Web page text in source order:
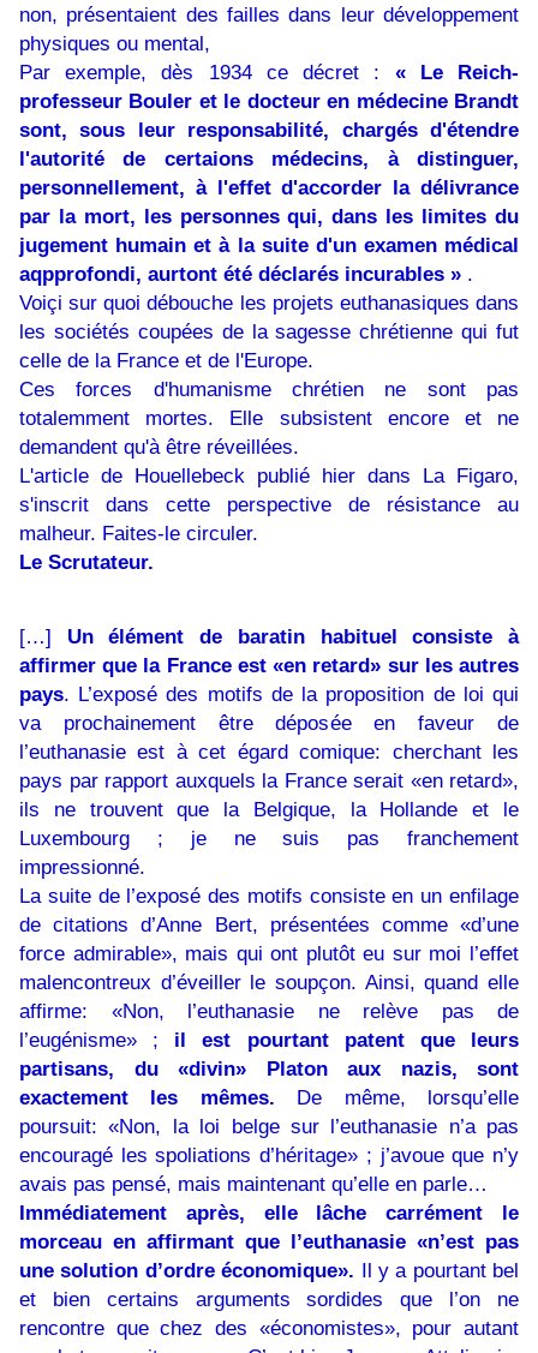
non, présentaient des failles dans leur développement
physiques ou mental,
Par exemple, dès 1934 ce décret : « Le Reich-
professeur Bouler et le docteur en médecine Brandt
sont, sous leur responsabilité, chargés d'étendre
l'autorité de certaions médecins, à distinguer,
personnellement, à l'effet d'accorder la délivrance
par la mort, les personnes qui, dans les limites du
jugement humain et à la suite d'un examen médical
aqpprofondi, aurtont été déclarés incurables » .
Voiçi sur quoi débouche les projets euthanasiques dans
les sociétés coupées de la sagesse chrétienne qui fut
celle de la France et de l'Europe.
Ces forces d'humanisme chrétien ne sont pas
totalemment mortes. Elle subsistent encore et ne
demandent qu'à être réveillées.
L'article de Houellebeck publié hier dans La Figaro,
s'inscrit dans cette perspective de résistance au
malheur. Faites-le circuler.
Le Scrutateur.
[…] Un élément de baratin habituel consiste à
affirmer que la France est «en retard» sur les autres
pays. L’exposé des motifs de la proposition de loi qui
va prochainement être déposée en faveur de
l’euthanasie est à cet égard comique: cherchant les
pays par rapport auxquels la France serait «en retard»,
ils ne trouvent que la Belgique, la Hollande et le
Luxembourg ; je ne suis pas franchement
impressionné.
La suite de l’exposé des motifs consiste en un enfilage
de citations d’Anne Bert, présentées comme «d’une
force admirable», mais qui ont plutôt eu sur moi l’effet
malencontreux d’éveiller le soupçon. Ainsi, quand elle
affirme: «Non, l’euthanasie ne relève pas de
l’eugénisme» ; il est pourtant patent que leurs
partisans, du «divin» Platon aux nazis, sont
exactement les mêmes. De même, lorsqu’elle
poursuit: «Non, la loi belge sur l’euthanasie n’a pas
encouragé les spoliations d’héritage» ; j’avoue que n’y
avais pas pensé, mais maintenant qu’elle en parle…
Immédiatement après, elle lâche carrément le
morceau en affirmant que l’euthanasie «n’est pas
une solution d’ordre économique». Il y a pourtant bel
et bien certains arguments sordides que l’on ne
rencontre que chez des «économistes», pour autant